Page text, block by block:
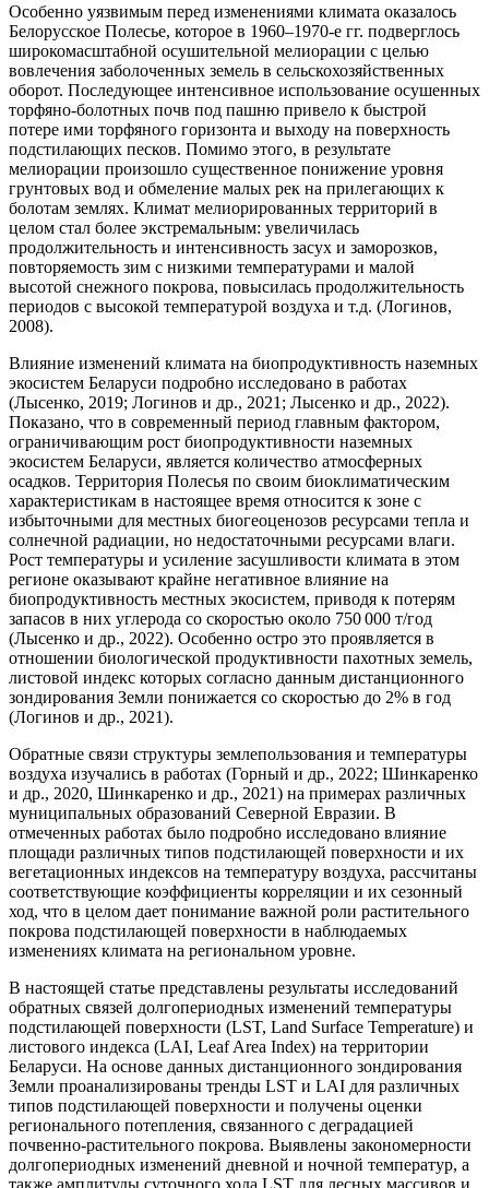
Особенно уязвимым перед изменениями климата оказалось
Белорусское Полесье, которое в 1960–1970-е гг. подверглось
широкомасштабной осушительной мелиорации с целью
вовлечения заболоченных земель в сельскохозяйственных
оборот. Последующее интенсивное использование осушенных
торфяно-болотных почв под пашню привело к быстрой
потере ими торфяного горизонта и выходу на поверхность
подстилающих песков. Помимо этого, в результате
мелиорации произошло существенное понижение уровня
грунтовых вод и обмеление малых рек на прилегающих к
болотам землях. Климат мелиорированных территорий в
целом стал более экстремальным: увеличилась
продолжительность и интенсивность засух и заморозков,
повторяемость зим с низкими температурами и малой
высотой снежного покрова, повысилась продолжительность
периодов с высокой температурой воздуха и т.д. (Логинов,
2008).
Влияние изменений климата на биопродуктивность наземных
экосистем Беларуси подробно исследовано в работах
(Лысенко, 2019; Логинов и др., 2021; Лысенко и др., 2022).
Показано, что в современный период главным фактором,
ограничивающим рост биопродуктивности наземных
экосистем Беларуси, является количество атмосферных
осадков. Территория Полесья по своим биоклиматическим
характеристикам в настоящее время относится к зоне с
избыточными для местных биогеоценозов ресурсами тепла и
солнечной радиации, но недостаточными ресурсами влаги.
Рост температуры и усиление засушливости климата в этом
регионе оказывают крайне негативное влияние на
биопродуктивность местных экосистем, приводя к потерям
запасов в них углерода со скоростью около 750 000 т/год
(Лысенко и др., 2022). Особенно остро это проявляется в
отношении биологической продуктивности пахотных земель,
листовой индекс которых согласно данным дистанционного
зондирования Земли понижается со скоростью до 2% в год
(Логинов и др., 2021).
Обратные связи структуры землепользования и температуры
воздуха изучались в работах (Горный и др., 2022; Шинкаренко
и др., 2020, Шинкаренко и др., 2021) на примерах различных
муниципальных образований Северной Евразии. В
отмеченных работах было подробно исследовано влияние
площади различных типов подстилающей поверхности и их
вегетационных индексов на температуру воздуха, рассчитаны
соответствующие коэффициенты корреляции и их сезонный
ход, что в целом дает понимание важной роли растительного
покрова подстилающей поверхности в наблюдаемых
изменениях климата на региональном уровне.
В настоящей статье представлены результаты исследований
обратных связей долгопериодных изменений температуры
подстилающей поверхности (LST, Land Surface Temperature) и
листового индекса (LAI, Leaf Area Index) на территории
Беларуси. На основе данных дистанционного зондирования
Земли проанализированы тренды LST и LAI для различных
типов подстилающей поверхности и получены оценки
регионального потепления, связанного с деградацией
почвенно-растительного покрова. Выявлены закономерности
долгопериодных изменений дневной и ночной температур, а
также амплитуды суточного хода LST для лесных массивов и